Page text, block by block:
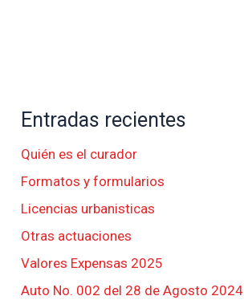
Entradas recientes
Quién es el curador
Formatos y formularios
Licencias urbanisticas
Otras actuaciones
Valores Expensas 2025
Auto No. 002 del 28 de Agosto 2024